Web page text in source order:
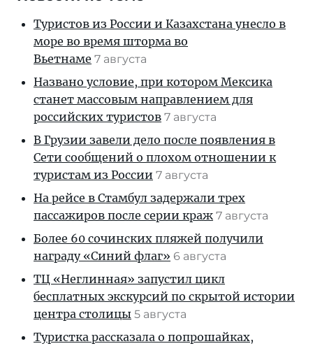
Туристов из России и Казахстана унесло в
море во время шторма во
Вьетнаме 7 августа
Названо условие, при котором Мексика
станет массовым направлением для
российских туристов 7 августа
В Грузии завели дело после появления в
Сети сообщений о плохом отношении к
туристам из России 7 августа
На рейсе в Стамбул задержали трех
пассажиров после серии краж 7 августа
Более 60 сочинских пляжей получили
награду «Синий флаг» 6 августа
ТЦ «Неглинная» запустил цикл
бесплатных экскурсий по скрытой истории
центра столицы 5 августа
Туристка рассказала о попрошайках,